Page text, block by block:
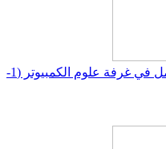
احتياطات السلامة وتنظيم مكان العمل في غرفة علوم الكمبيوتر (1-